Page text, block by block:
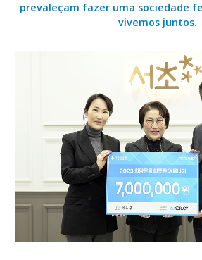
prevaleçam fazer uma sociedade
vivemos juntos.